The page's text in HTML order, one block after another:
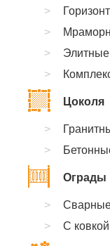
Элитные
Цоколя
Ограды
С ковкой